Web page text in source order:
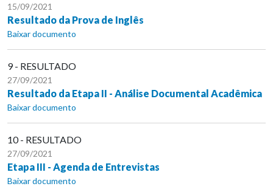
15/09/2021
Resultado da Prova de Inglês
Baixar documento
9 - RESULTADO
27/09/2021
Resultado da Etapa II - Análise Documental Acadêmica
Baixar documento
10 - RESULTADO
27/09/2021
Etapa III - Agenda de Entrevistas
Baixar documento